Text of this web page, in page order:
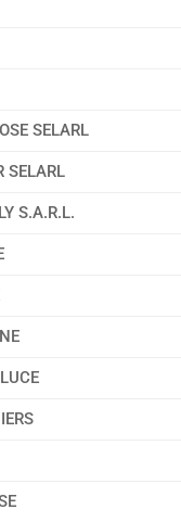
SELARL
SELARL
S.A.R.L.